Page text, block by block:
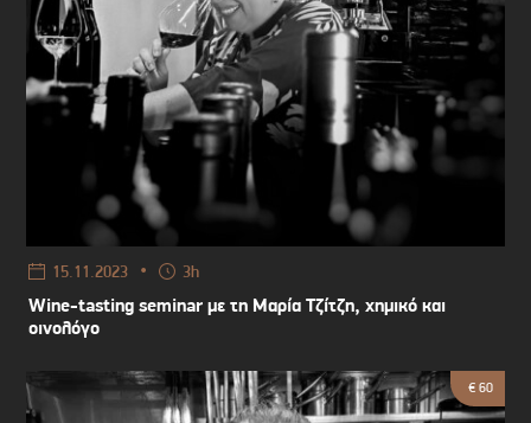
15.11.2023 • 3h
Wine-tasting seminar με τη Μαρία Τζίτζη, χημικό και
οινολόγο
€ 60